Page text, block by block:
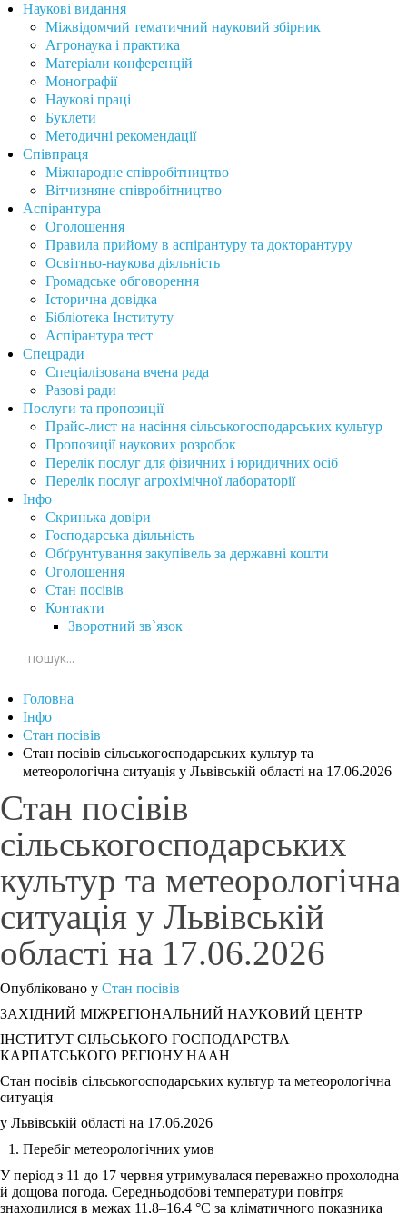
Наукові видання
Міжвідомчий тематичний науковий збірник
Агронаука і практика
Матеріали конференцій
Монографії
Наукові праці
Буклети
Методичні рекомендації
Співпраця
Міжнародне співробітництво
Вітчизняне співробітництво
Аспірантура
Оголошення
Правила прийому в аспірантуру та докторантуру
Освітньо-наукова діяльність
Громадське обговорення
Історична довідка
Бібліотека Інституту
Аспірантура тест
Спецради
Спеціалізована вчена рада
Разові ради
Послуги та пропозиції
Прайс-лист на насіння сільськогосподарських культур
Пропозиції наукових розробок
Перелік послуг для фізичних і юридичних осіб
Перелік послуг агрохімічної лабораторії
Інфо
Скринька довіри
Господарська діяльність
Обґрунтування закупівель за державні кошти
Оголошення
Стан посівів
Контакти
Зворотний зв`язок
Головна
Інфо
Стан посівів
Стан посівів сільськогосподарських культур та
метеорологічна ситуація у Львівській області на 17.06.2026
Стан посівів
сільськогосподарських
культур та метеорологічна
ситуація у Львівській
області на 17.06.2026
Опубліковано у Стан посівів
ЗАХІДНИЙ МІЖРЕГІОНАЛЬНИЙ НАУКОВИЙ ЦЕНТР
ІНСТИТУТ СІЛЬСЬКОГО ГОСПОДАРСТВА
КАРПАТСЬКОГО РЕГІОНУ НААН
Стан посівів сільськогосподарських культур та метеорологічна
ситуація
у Львівській області на 17.06.2026
Перебіг метеорологічних умов
У період з 11 до 17 червня утримувалася переважно прохолодна
й дощова погода. Середньодобові температури повітря
знаходилися в межах 11,8‒16,4 °С за кліматичного показника